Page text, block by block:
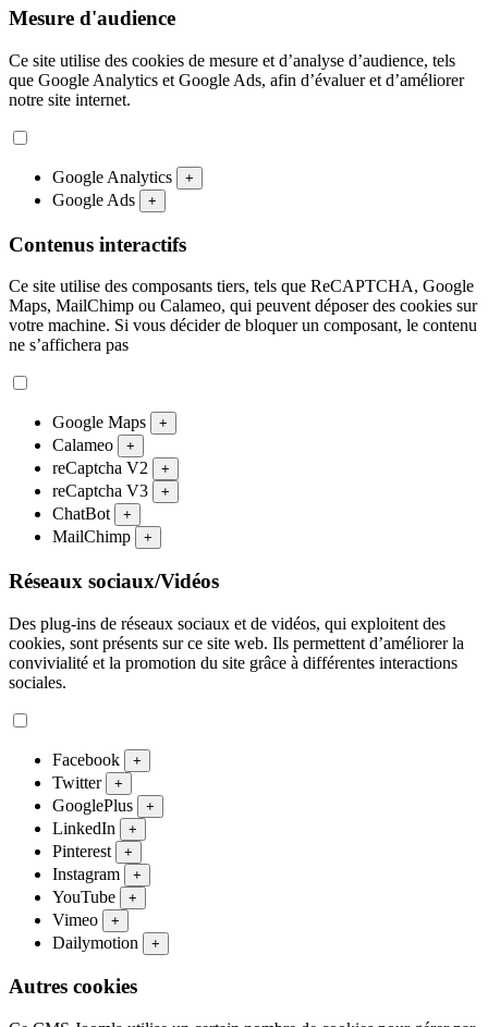
Mesure d'audience
Ce site utilise des cookies de mesure et d’analyse d’audience, tels
que Google Analytics et Google Ads, afin d’évaluer et d’améliorer
notre site internet.
Google Analytics +
Google Ads +
Contenus interactifs
Ce site utilise des composants tiers, tels que ReCAPTCHA, Google
Maps, MailChimp ou Calameo, qui peuvent déposer des cookies sur
votre machine. Si vous décider de bloquer un composant, le contenu
ne s’affichera pas
Google Maps +
Calameo +
reCaptcha V2 +
reCaptcha V3 +
ChatBot +
MailChimp +
Réseaux sociaux/Vidéos
Des plug-ins de réseaux sociaux et de vidéos, qui exploitent des
cookies, sont présents sur ce site web. Ils permettent d’améliorer la
convivialité et la promotion du site grâce à différentes interactions
sociales.
Facebook +
Twitter +
GooglePlus +
LinkedIn +
Pinterest +
Instagram +
YouTube +
Vimeo +
Dailymotion +
Autres cookies